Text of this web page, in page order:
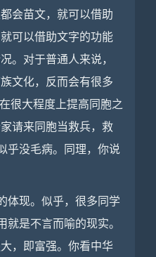
会苗文，就可以借助
可以借助文字的功能
。对于普通人来说，
文化，反而会有很多
很大程度上提高同胞之
请来同胞当救兵，救
乎没毛病。同理，你说
体现。似乎，很多同学
是不言而喻的现实。
，即富强。你看中华